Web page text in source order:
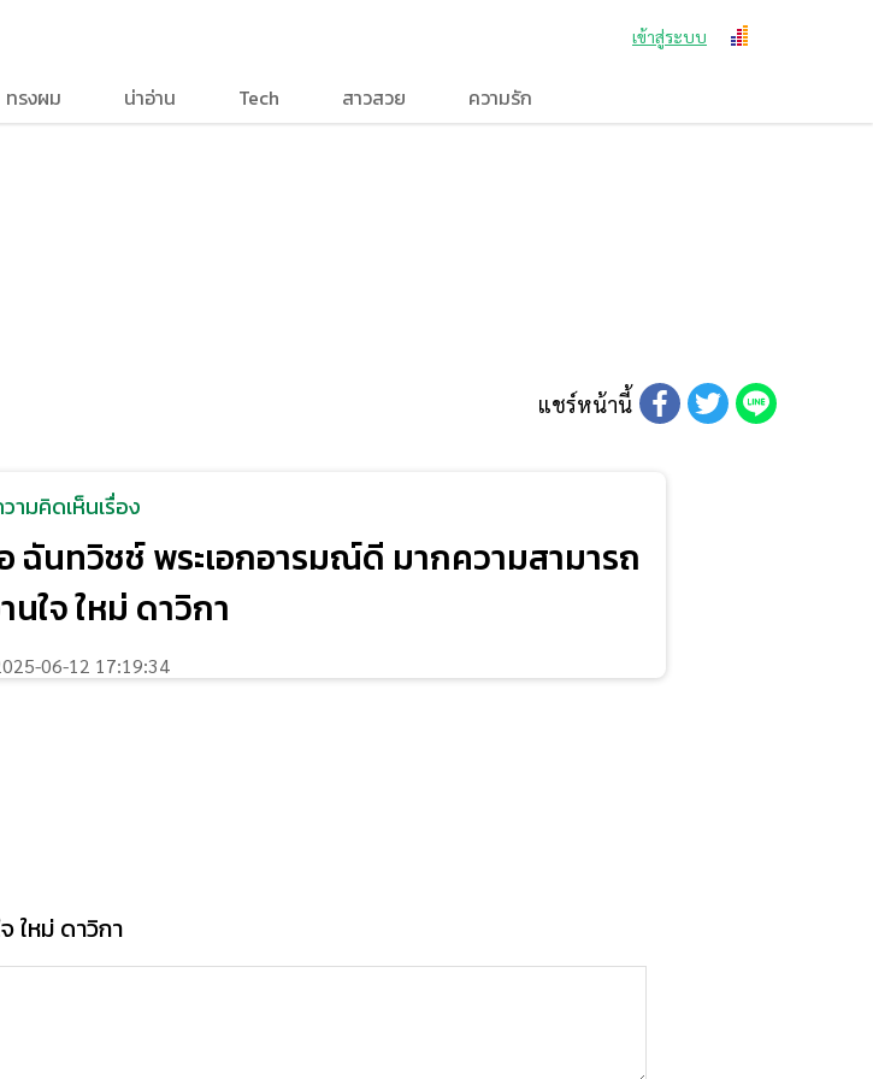
เข้าสู่ระบบ
ทรงผม น่าอ่าน Tech สาวสวย ความรัก
แชร์หน้านี้
ามคิดเห็นเรื่อง
ฉันทวิชช์ พระเอกอารมณ์ดี มากความสามารถ
นใจ ใหม่ ดาวิกา
06-12 17:19:34
ใหม่ ดาวิกา